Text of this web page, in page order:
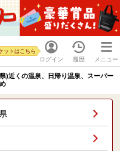
ログイン
ットはこちら
履歴 メニュー
)近くの温泉、日帰り温泉、スーパー